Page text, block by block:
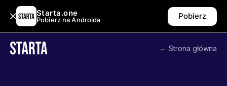
Starta.one
Pobierz na Androida Pobierz
← Strona główna